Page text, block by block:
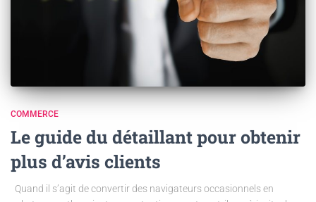
COMMERCE
Le guide du détaillant pour obtenir
plus d’avis clients
Quand il s’agit de convertir des navigateurs occasionnels en